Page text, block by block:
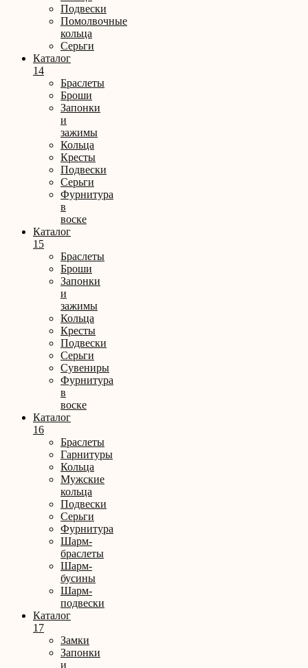
Подвески
Помолвочные
кольца
Серьги
Каталог
14
Браслеты
Броши
Запонки
и
зажимы
Кольца
Кресты
Подвески
Серьги
Фурнитура
в
воске
Каталог
15
Браслеты
Броши
Запонки
и
зажимы
Кольца
Кресты
Подвески
Серьги
Сувениры
Фурнитура
в
воске
Каталог
16
Браслеты
Гарнитуры
Кольца
Мужские
кольца
Подвески
Серьги
Фурнитура
Шарм-
браслеты
Шарм-
бусины
Шарм-
подвески
Каталог
17
Замки
Запонки
и